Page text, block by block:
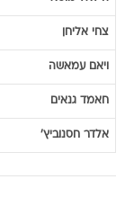
צחי אליחן
ויאם עמאשה
חאמד גנאים
אלדר חסנוביץ'